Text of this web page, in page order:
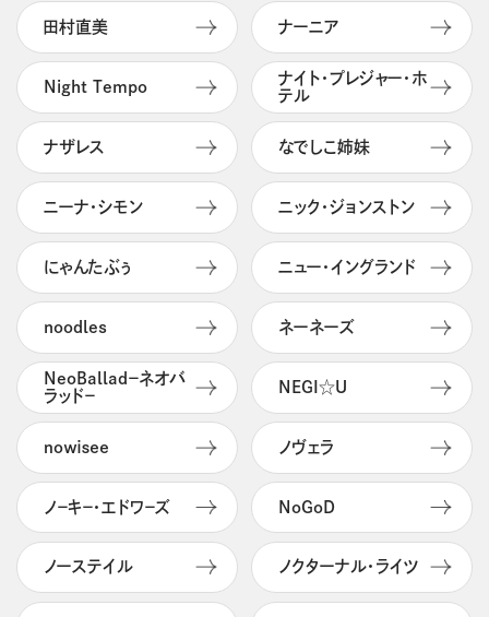
田村直美 ナーニア
Night Tempo
ナイト・プレジャー・ホ
テル
ナザレス なでしこ姉妹
ニーナ・シモン ニック・ジョンストン
にゃんたぶぅ ニュー・イングランド
noodles ネーネーズ
NeoBallad－ネオバ
ラッド－
NEGI☆U
ｎｏｗｉｓｅｅ ノヴェラ
ノ－キ－・エドワ－ズ NoGoD
ノーステイル ノクターナル・ライツ